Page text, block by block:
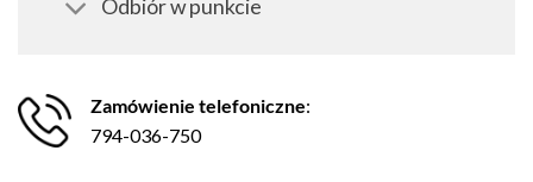
Odbiór w punkcie
Zamówienie telefoniczne:
794-036-750